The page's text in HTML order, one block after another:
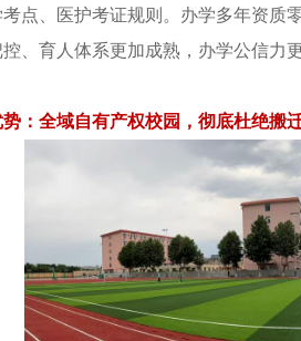
点、医护考证规则。办学多年资质
、育人体系更加成熟，办学公信力更
：全域自有产权校园，彻底杜绝搬